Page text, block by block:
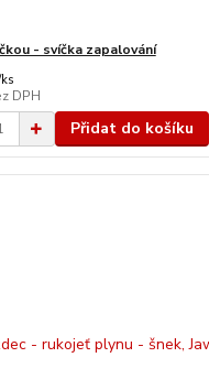
- svíčka zapalování
ks
DPH
Přidat do košíku